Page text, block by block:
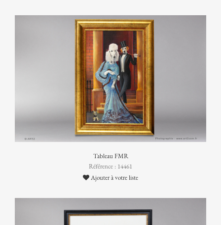
Tableau FMR
Référence : 14461
Ajouter à votre liste